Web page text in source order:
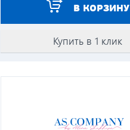
В КОРЗИНУ
Купить в 1 клик